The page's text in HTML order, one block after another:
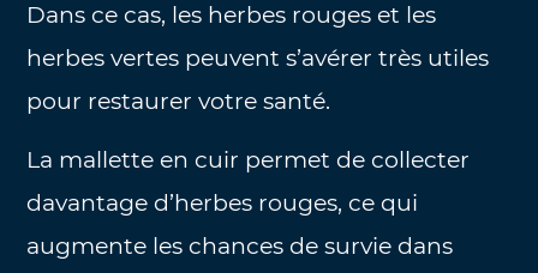
Dans ce cas, les herbes rouges et les
herbes vertes peuvent s’avérer très utiles
pour restaurer votre santé.
La mallette en cuir permet de collecter
davantage d’herbes rouges, ce qui
augmente les chances de survie dans